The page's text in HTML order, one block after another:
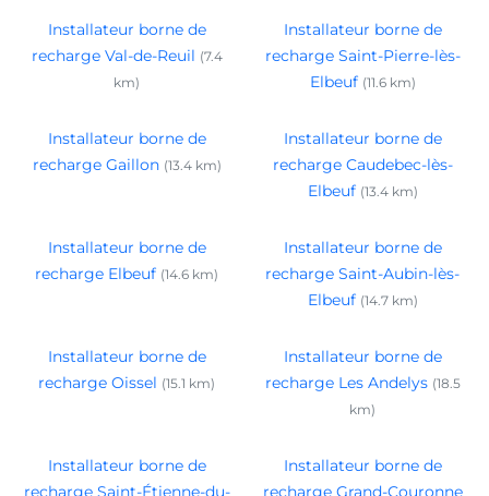
Installateur borne de
recharge Val-de-Reuil (7.4
km)
Installateur borne de
recharge Saint-Pierre-lès-
Elbeuf (11.6 km)
Installateur borne de
recharge Gaillon (13.4 km)
Installateur borne de
recharge Caudebec-lès-
Elbeuf (13.4 km)
Installateur borne de
recharge Elbeuf (14.6 km)
Installateur borne de
recharge Saint-Aubin-lès-
Elbeuf (14.7 km)
Installateur borne de
recharge Oissel (15.1 km)
Installateur borne de
recharge Les Andelys (18.5
km)
Installateur borne de
recharge Saint-Étienne-du-
Installateur borne de
recharge Grand-Couronne